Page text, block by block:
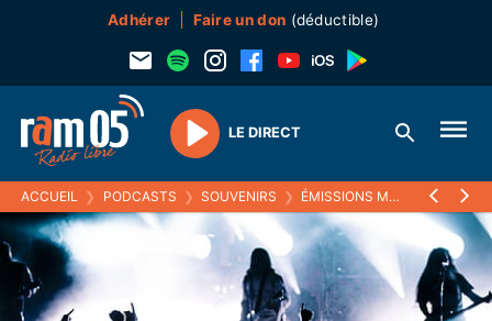
Adhérer Faire un don (déductible)
Play
LE DIRECT
ACCUEIL ❯ PODCASTS ❯ SOUVENIRS ❯ ÉMISSIONS MUSICALES (SOUVENIRS)